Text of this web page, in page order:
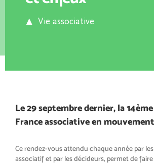
Vie associative
Le 29 septembre dernier, la
France associative en
Ce rendez-vous attendu chaque année par
associatif et par les décideurs, permet de